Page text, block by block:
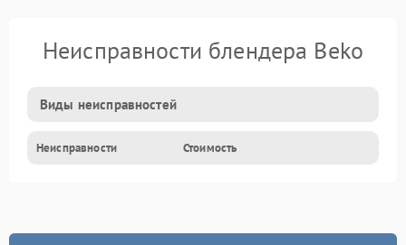
Неисправности блендера Beko
Виды неисправностей
Неисправности Стоимость